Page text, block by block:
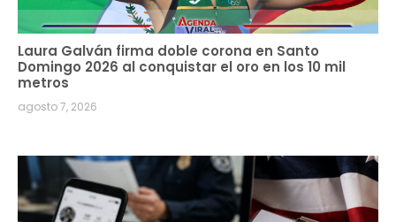
Laura Galván firma doble corona en Santo
Domingo 2026 al conquistar el oro en los 10 mil
metros
agosto 7, 2026